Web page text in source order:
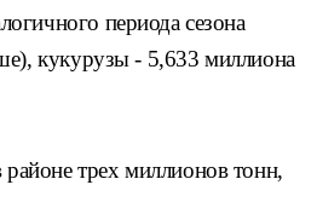
периода сезона
кукурузы - 5,633 миллиона
трех миллионов тонн,